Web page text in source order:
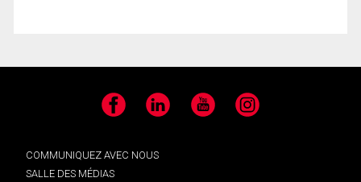
Facebook LinkedIn YouTube Instagram
COMMUNIQUEZ AVEC NOUS
SALLE DES MÉDIAS